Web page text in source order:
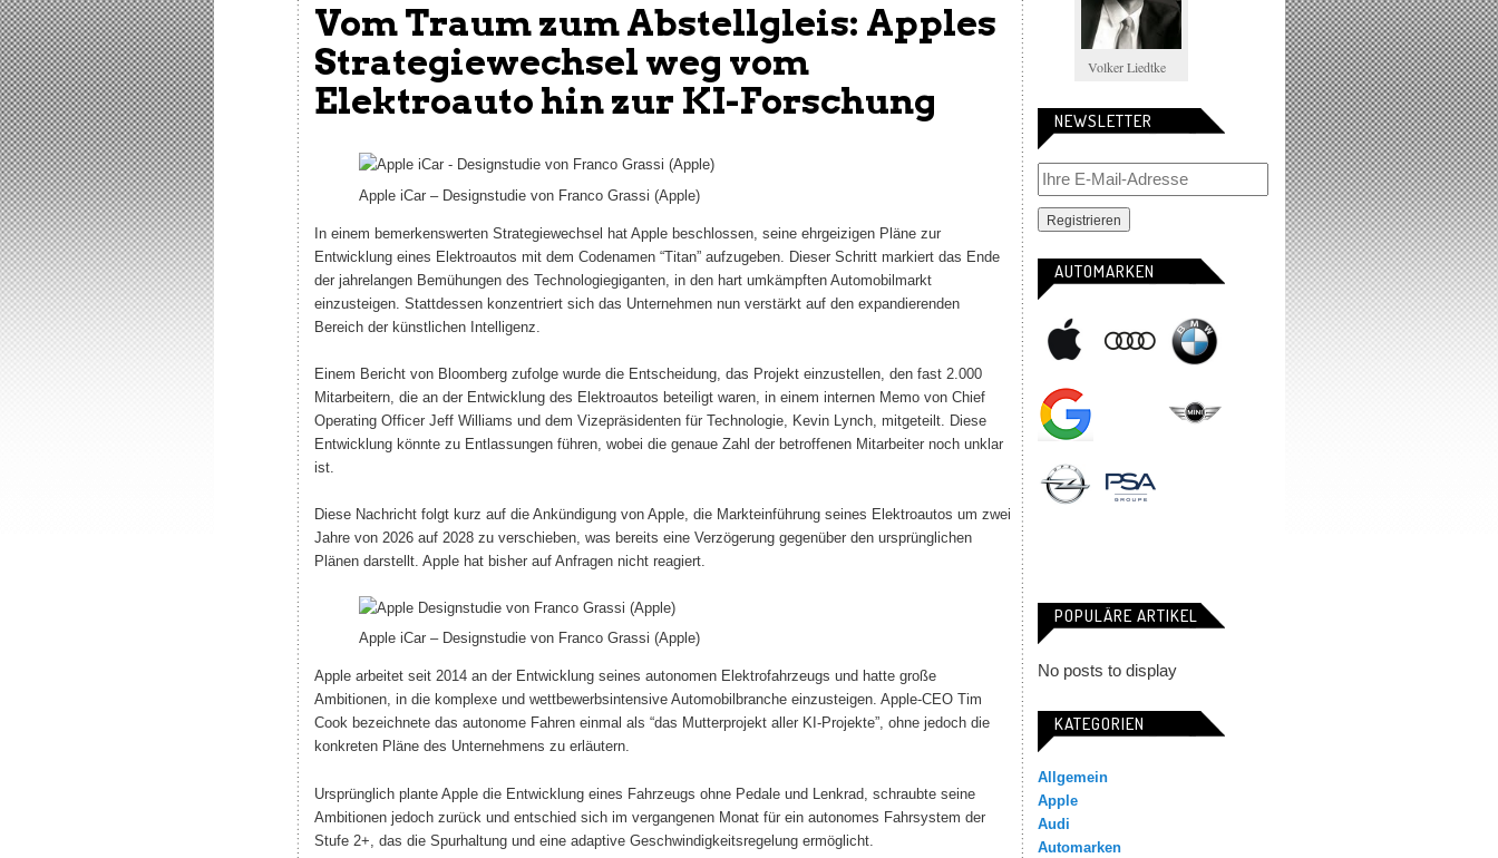
Vom Traum zum Abstellgleis: Apples
Strategiewechsel weg vom
Elektroauto hin zur KI-Forschung
Apple iCar – Designstudie von Franco Grassi (Apple)
In einem bemerkenswerten Strategiewechsel hat Apple beschlossen, seine ehrgeizigen Pläne zur
Entwicklung eines Elektroautos mit dem Codenamen “Titan” aufzugeben. Dieser Schritt markiert das Ende
der jahrelangen Bemühungen des Technologiegiganten, in den hart umkämpften Automobilmarkt
einzusteigen. Stattdessen konzentriert sich das Unternehmen nun verstärkt auf den expandierenden
Bereich der künstlichen Intelligenz.
Einem Bericht von Bloomberg zufolge wurde die Entscheidung, das Projekt einzustellen, den fast 2.000
Mitarbeitern, die an der Entwicklung des Elektroautos beteiligt waren, in einem internen Memo von Chief
Operating Officer Jeff Williams und dem Vizepräsidenten für Technologie, Kevin Lynch, mitgeteilt. Diese
Entwicklung könnte zu Entlassungen führen, wobei die genaue Zahl der betroffenen Mitarbeiter noch unklar
ist.
Diese Nachricht folgt kurz auf die Ankündigung von Apple, die Markteinführung seines Elektroautos um zwei
Jahre von 2026 auf 2028 zu verschieben, was bereits eine Verzögerung gegenüber den ursprünglichen
Plänen darstellt. Apple hat bisher auf Anfragen nicht reagiert.
Apple iCar – Designstudie von Franco Grassi (Apple)
Apple arbeitet seit 2014 an der Entwicklung seines autonomen Elektrofahrzeugs und hatte große
Ambitionen, in die komplexe und wettbewerbsintensive Automobilbranche einzusteigen. Apple-CEO Tim
Cook bezeichnete das autonome Fahren einmal als “das Mutterprojekt aller KI-Projekte”, ohne jedoch die
konkreten Pläne des Unternehmens zu erläutern.
Ursprünglich plante Apple die Entwicklung eines Fahrzeugs ohne Pedale und Lenkrad, schraubte seine
Ambitionen jedoch zurück und entschied sich im vergangenen Monat für ein autonomes Fahrsystem der
Stufe 2+, das die Spurhaltung und eine adaptive Geschwindigkeitsregelung ermöglicht.
Volker Liedtke
NEWSLETTER
AUTOMARKEN
POPULÄRE ARTIKEL
No posts to display
KATEGORIEN
Allgemein
Apple
Audi
Automarken